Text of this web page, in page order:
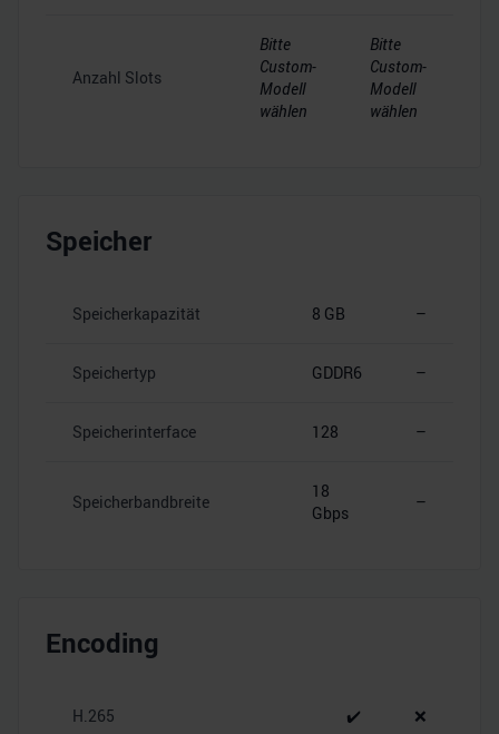
Anzahl Slots
Bitte
Custom-
Modell
wählen
Bitte
Custom-
Modell
wählen
Speicher
Speicherkapazität 8 GB –
Speichertyp GDDR6 –
Speicherinterface 128 –
Speicherbandbreite
18
Gbps
–
Encoding
H.265 ✔️ ❌